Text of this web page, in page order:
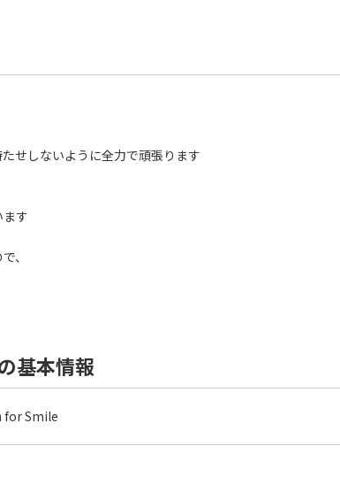
せしないように全力で頑張ります
す
、
基本情報
for Smile